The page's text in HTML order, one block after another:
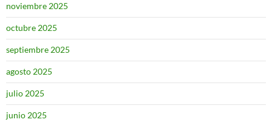
noviembre 2025
octubre 2025
septiembre 2025
agosto 2025
julio 2025
junio 2025